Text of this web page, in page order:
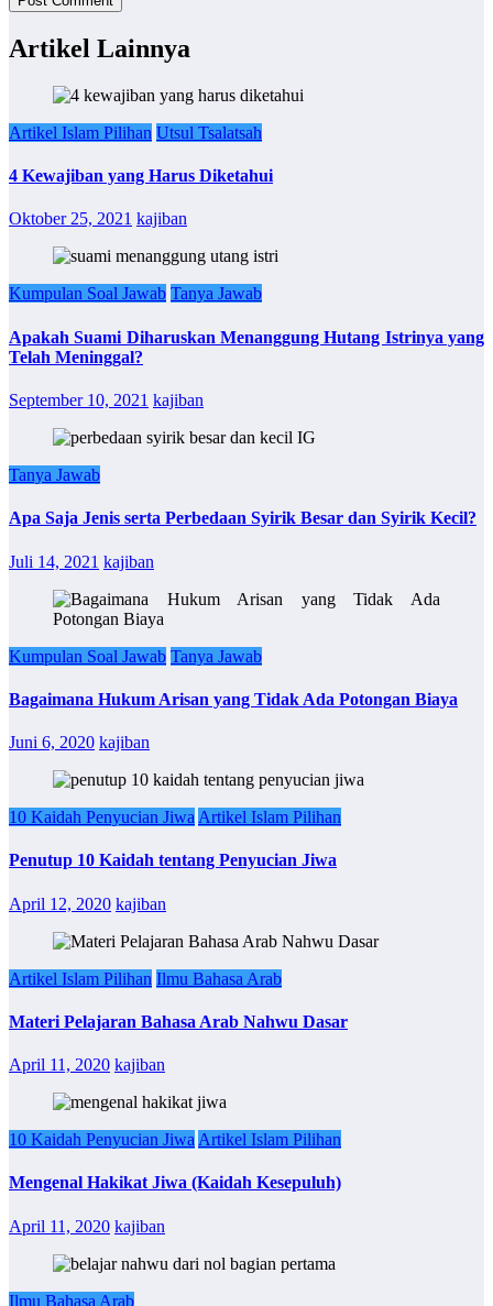
Artikel Lainnya
Artikel Islam Pilihan Utsul Tsalatsah
4 Kewajiban yang Harus Diketahui
Oktober 25, 2021 kajiban
Kumpulan Soal Jawab Tanya Jawab
Apakah Suami Diharuskan Menanggung Hutang Istrinya yang
Telah Meninggal?
September 10, 2021 kajiban
Tanya Jawab
Apa Saja Jenis serta Perbedaan Syirik Besar dan Syirik Kecil?
Juli 14, 2021 kajiban
Kumpulan Soal Jawab Tanya Jawab
Bagaimana Hukum Arisan yang Tidak Ada Potongan Biaya
Juni 6, 2020 kajiban
10 Kaidah Penyucian Jiwa Artikel Islam Pilihan
Penutup 10 Kaidah tentang Penyucian Jiwa
April 12, 2020 kajiban
Artikel Islam Pilihan Ilmu Bahasa Arab
Materi Pelajaran Bahasa Arab Nahwu Dasar
April 11, 2020 kajiban
10 Kaidah Penyucian Jiwa Artikel Islam Pilihan
Mengenal Hakikat Jiwa (Kaidah Kesepuluh)
April 11, 2020 kajiban
Ilmu Bahasa Arab